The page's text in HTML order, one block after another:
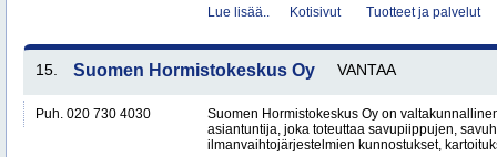
Lue lisää..
Kotisivut Tuotteet ja palvelut
15. Suomen Hormistokeskus Oy VANTAA
Puh. 020 730 4030
Suomen Hormistokeskus Oy on
asiantuntija, joka toteuttaa savupiippujen,
ilmanvaihtojärjestelmien kunnostukset,